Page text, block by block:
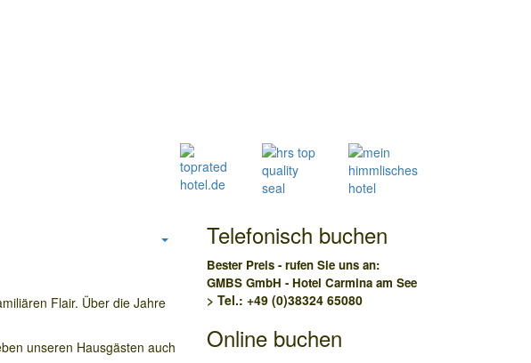
Flair. Über die Jahre
unseren Hausgästen auch
Telefonisch buchen
Bester Preis - rufen Sie uns an:
GMBS GmbH - Hotel Carmina am See
> Tel.: +49 (0)38324 65080
Online buchen